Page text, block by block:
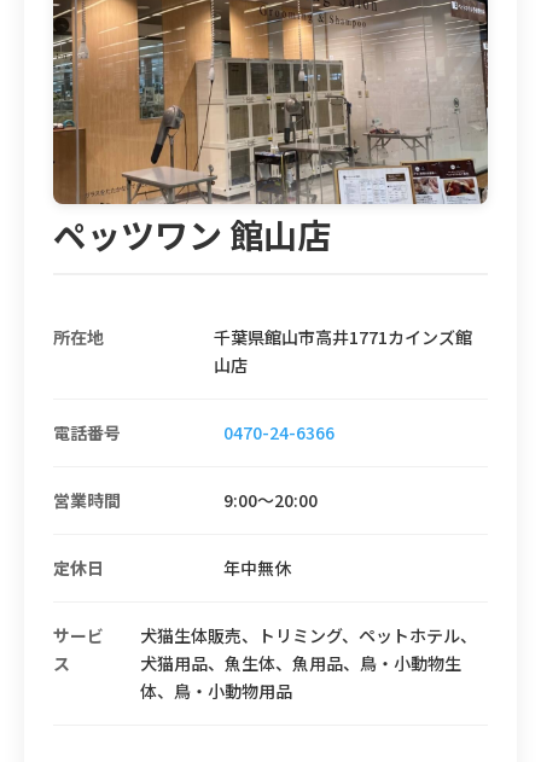
ペッツワン 館山店
所在地
千葉県館山市高井1771カインズ館
山店
電話番号 0470-24-6366
営業時間 9:00～20:00
定休日 年中無休
サービ
ス
犬猫生体販売、トリミング、ペットホテル、
犬猫用品、魚生体、魚用品、鳥・小動物生
体、鳥・小動物用品